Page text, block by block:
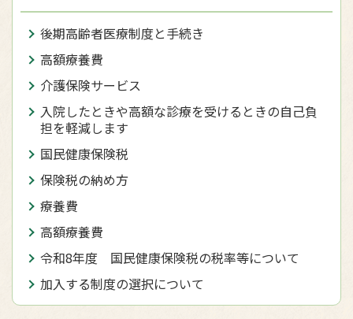
後期高齢者医療制度と手続き
高額療養費
介護保険サービス
入院したときや高額な診療を受けるときの自己負
担を軽減します
国民健康保険税
保険税の納め方
療養費
高額療養費
令和8年度 国民健康保険税の税率等について
加入する制度の選択について